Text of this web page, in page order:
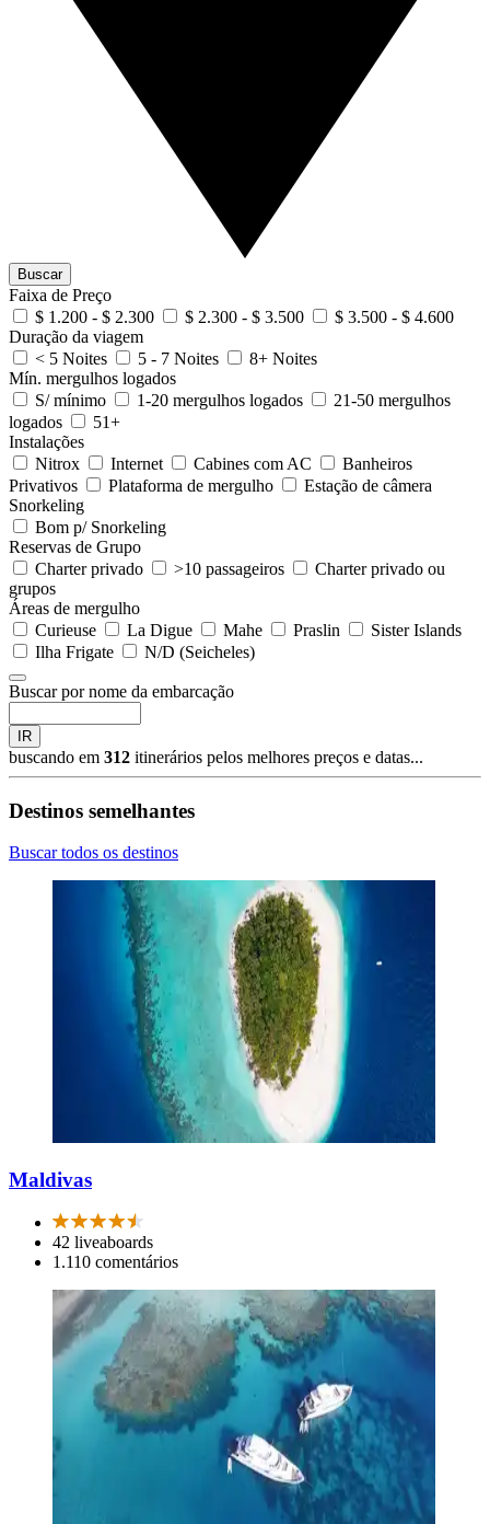
Buscar
Faixa de Preço
$ 1.200 - $ 2.300
$ 2.300 - $ 3.500
$ 3.500 - $ 4.600
Duração da viagem
< 5 Noites
5 - 7 Noites
8+ Noites
Mín. mergulhos logados
S/ mínimo
1-20 mergulhos logados
21-50 mergulhos
logados
51+
Instalações
Nitrox
Internet Cabines com AC
Banheiros
Privativos
Plataforma de mergulho
Estação de câmera
Snorkeling
Bom p/ Snorkeling
Reservas de Grupo
Charter privado
>10 passageiros
Charter privado ou
grupos
Áreas de mergulho
Curieuse
La Digue Mahe Praslin
Sister Islands
Ilha Frigate
N/D (Seicheles)
Buscar por nome da embarcação
IR
buscando em 312 itinerários pelos melhores preços e datas...
Destinos semelhantes
Buscar todos os destinos
Maldivas
42 liveaboards
1.110 comentários